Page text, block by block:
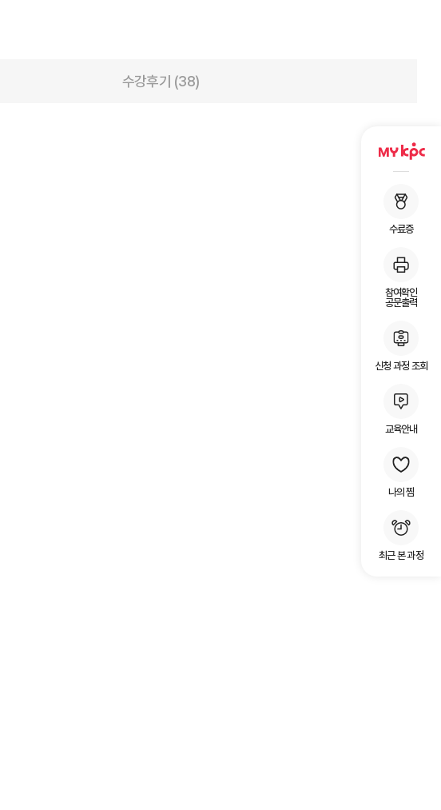
수료증
참여확인
공문출력
신청 과정 조회
교육안내
나의 찜
최근 본 과정
수강후기 (38)